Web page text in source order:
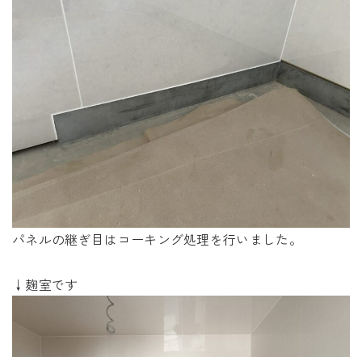
パネルの継ぎ目はコーキング処理を行いました。
↓麹室です